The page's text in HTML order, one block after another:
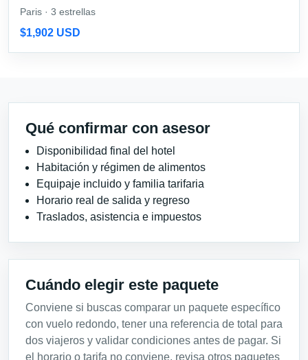
Paris · 3 estrellas
$1,902 USD
Qué confirmar con asesor
Disponibilidad final del hotel
Habitación y régimen de alimentos
Equipaje incluido y familia tarifaria
Horario real de salida y regreso
Traslados, asistencia e impuestos
Cuándo elegir este paquete
Conviene si buscas comparar un paquete específico
con vuelo redondo, tener una referencia de total para
dos viajeros y validar condiciones antes de pagar. Si
el horario o tarifa no conviene, revisa otros paquetes